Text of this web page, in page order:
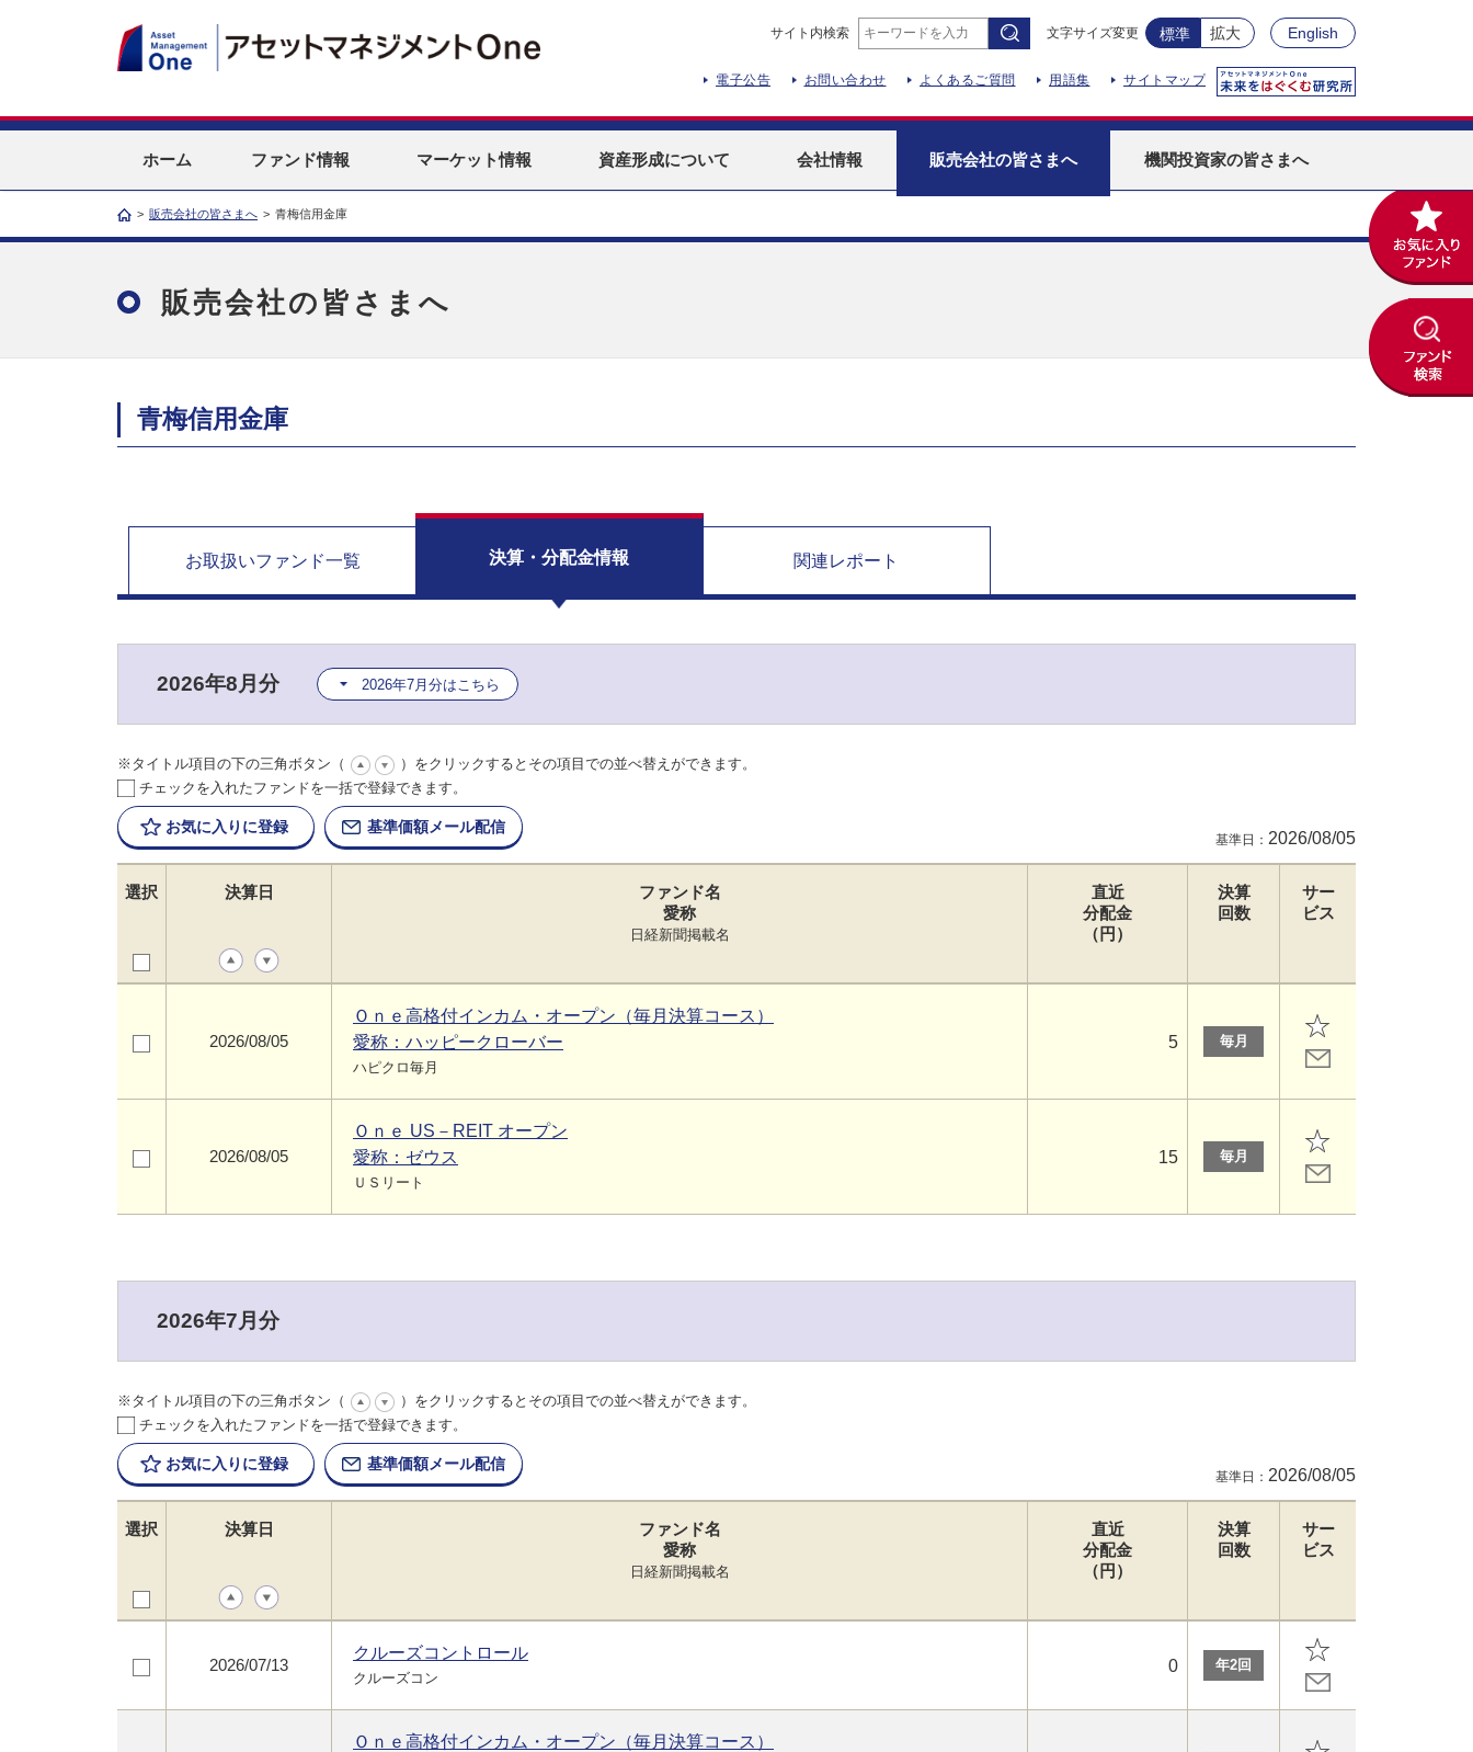
サイト内検索 文字サイズ変更 標準 拡大 English
電子公告 お問い合わせ よくあるご質問 用語集 サイトマップ
ホーム ファンド情報 マーケット情報 資産形成について 会社情報 販売会社の皆さまへ 機関投資家の皆さまへ
> 販売会社の皆さまへ > 青梅信用金庫
販売会社の皆さまへ
青梅信用金庫
お取扱いファンド一覧 決算・分配金情報 関連レポート
2026年8月分 2026年7月分はこちら
※タイトル項目の下の三角ボタン（
）をクリックするとその項目での並べ替えができます。
チェックを入れたファンドを一括で登録できます。
お気に入りに登録 基準価額メール配信
基準日： 2026/08/05
選択 決算日
ファンド名
愛称
日経新聞掲載名
直近
分配金
（円）
決算
回数
サー
ビス
2026/08/05
Ｏｎｅ高格付インカム・オープン（毎月決算コース）
愛称：ハッピークローバー
ハピクロ毎月
5 毎月
2026/08/05
Ｏｎｅ US－REIT オープン
愛称：ゼウス
ＵＳリート
15 毎月
2026年7月分
※タイトル項目の下の三角ボタン（
）をクリックするとその項目での並べ替えができます。
チェックを入れたファンドを一括で登録できます。
お気に入りに登録 基準価額メール配信
基準日： 2026/08/05
選択 決算日
ファンド名
愛称
日経新聞掲載名
直近
分配金
（円）
決算
回数
サー
ビス
2026/07/13
クルーズコントロール
クルーズコン
0 年2回
Ｏｎｅ高格付インカム・オープン（毎月決算コース）